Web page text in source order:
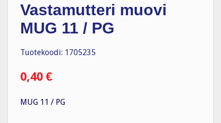
Vastamutteri muovi
MUG 11 / PG
Tuotekoodi: 1705235
0,40 €
MUG 11 / PG